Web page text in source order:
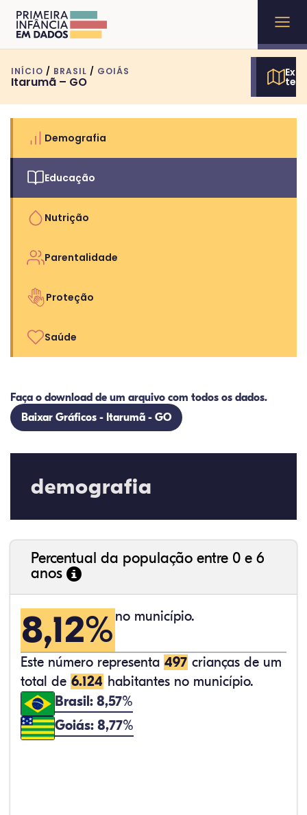
INÍCIO / BRASIL / GOIÁS
Itarumã – GO
Demografia
Educação
Nutrição
Parentalidade
Proteção
Saúde
Faça o download de um arquivo com todos os dados.
Baixar Gráficos - Itarumã - GO
demografia
Percentual da população entre 0 e 6
anos
8,12% no município.
Este número representa 497 crianças de um
total de 6.124 habitantes no município.
Brasil: 8,57%
Goiás: 8,77%